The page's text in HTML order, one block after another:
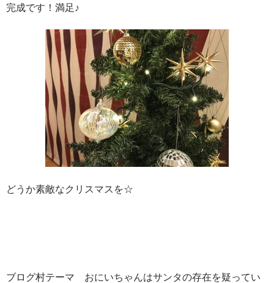
完成です！満足♪
どうか素敵なクリスマスを☆
ブログ村テーマ おにいちゃんはサンタの存在を疑ってい